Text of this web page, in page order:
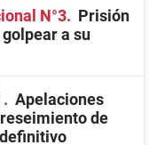
N°3
Prisión
a su
Apelaciones
de